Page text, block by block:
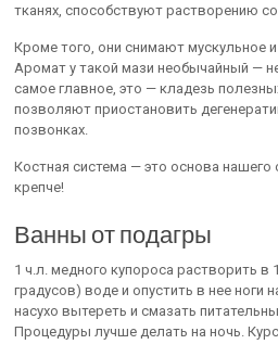
тканях, способствуют растворению
Кроме того, они снимают мускульное
Аромат у такой мази необычайный —
самое главное, это — кладезь
позволяют приостановить
позвонках.
Костная система — это основа нашего
крепче!
Ванны от подагры
1 ч.л. медного купороса растворить в
градусов) воде и опустить в нее ноги
насухо вытереть и смазать
Процедуры лучше делать на ночь.